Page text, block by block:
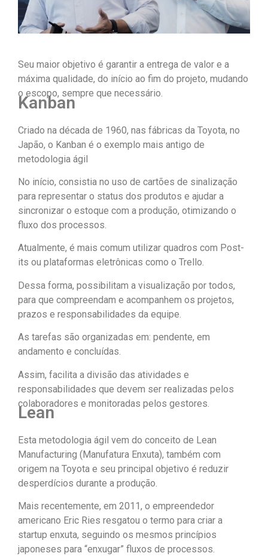
Seu maior objetivo é garantir a entrega de valor e a
máxima qualidade, do início ao fim do projeto, mudando
o escopo, sempre que necessário.
Kanban
Criado na década de 1960, nas fábricas da Toyota, no
Japão, o Kanban é o exemplo mais antigo de
metodologia ágil
No início, consistia no uso de cartões de sinalização
para representar o status dos produtos e ajudar a
sincronizar o estoque com a produção, otimizando o
fluxo dos processos.
Atualmente, é mais comum utilizar quadros com Post-
its ou plataformas eletrônicas como o Trello.
Dessa forma, possibilitam a visualização por todos,
para que compreendam e acompanhem os projetos,
prazos e responsabilidades da equipe.
As tarefas são organizadas em: pendente, em
andamento e concluídas.
Assim, facilita a divisão das atividades e
responsabilidades que devem ser realizadas pelos
colaboradores e monitoradas pelos gestores.
Lean
Esta metodologia ágil vem do conceito de Lean
Manufacturing (Manufatura Enxuta), também com
origem na Toyota e seu principal objetivo é reduzir
desperdícios durante a produção.
Mais recentemente, em 2011, o empreendedor
americano Eric Ries resgatou o termo para criar a
startup enxuta, seguindo os mesmos princípios
japoneses para “enxugar” fluxos de processos.